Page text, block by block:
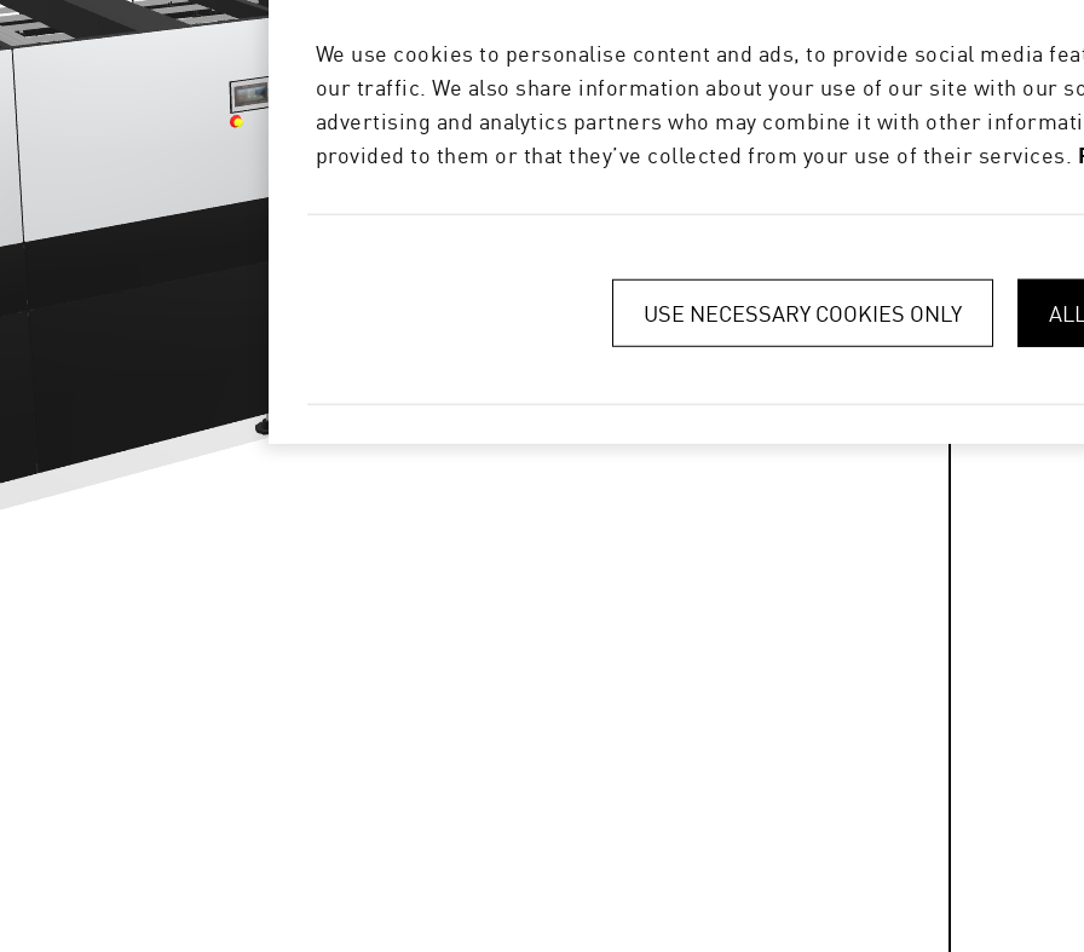
We use cookies to personalise content and ads, to provide social media
our traffic. We also share information about your use of our site with our
advertising and analytics partners who may combine it with other
provided to them or that they’ve collected from your use of their services.
USE NECESSARY COOKIES ONLY